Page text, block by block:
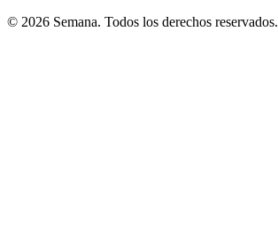
© 2026 Semana. Todos los derechos reservados.